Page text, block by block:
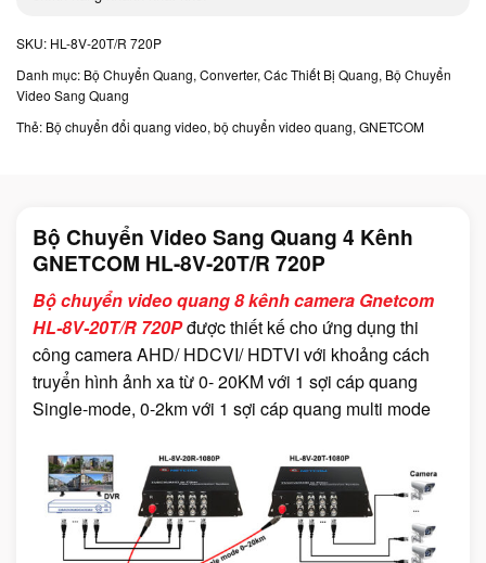
SKU: HL-8V-20T/R 720P
Danh mục: Bộ Chuyển Quang, Converter, Các Thiết Bị Quang, Bộ Chuyển
Video Sang Quang
Thẻ: Bộ chuyển đổi quang video, bộ chuyển video quang, GNETCOM
Bộ Chuyển Video Sang Quang 4 Kênh
GNETCOM HL-8V-20T/R 720P
Bộ chuyển video quang 8 kênh camera Gnetcom
HL-8V-20T/R 720Pđược thiết kế cho ứng dụng thi
công camera AHD/ HDCVI/ HDTVI với khoảng cách
truyển hình ảnh xa từ 0- 20KM với 1 sợi cáp quang
Single-mode, 0-2km với 1 sợi cáp quang multi mode